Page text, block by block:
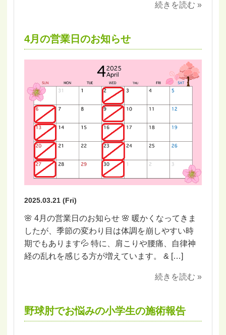
続きを読む »
4月の営業日のお知らせ
2025.03.21 (Fri)
🌸 4月の営業日のお知らせ 🌸 暖かくなってきま
したが、季節の変わり目は体調を崩しやすい時
期でもあります💦 特に、肩こりや腰痛、自律神
経の乱れを感じる方が増えています。 & […]
続きを読む »
野球肘でお悩みの小学生の施術報告